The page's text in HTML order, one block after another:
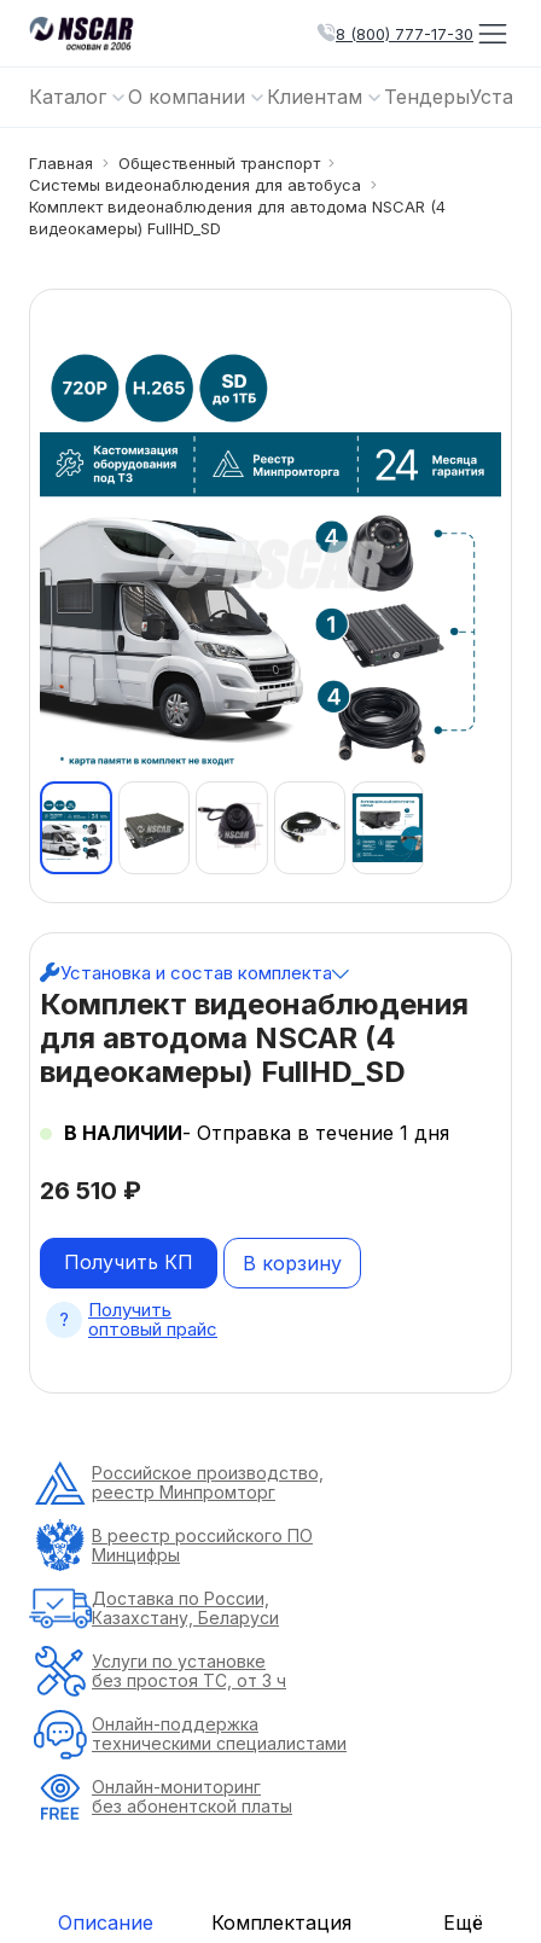
8 (800) 777-17-30
Каталог О компании Клиентам Тендеры
Главная
Общественный транспорт
Системы видеонаблюдения для автобуса
Комплект видеонаблюдения для автодома NSCAR (4
видеокамеры) FullHD_SD
Комплект видеонаблюдения
для автодома NSCAR (4
видеокамеры) FullHD_SD
26 510 ₽
В НАЛИЧИИ- Отправка в течение 1 дня
Установка и состав комплекта
В корзину
Получить КП
Получить
оптовый прайс
Описание Комплектация Ещё
Российское производство,
реестр Минпромторг
В реестр российского ПО
Минцифры
Доставка по России,
Казахстану, Беларуси
Услуги по установке
без простоя ТС, от 3 ч
Онлайн-поддержка
техническими специалистами
Онлайн-мониторинг
без абонентской платы